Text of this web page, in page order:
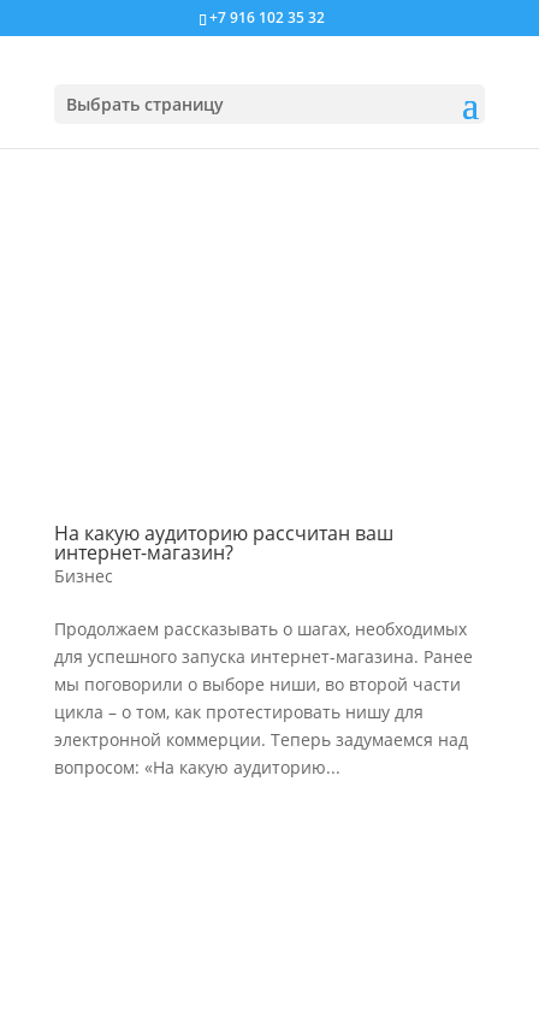
+7 916 102 35 32
Выбрать страницу
На какую аудиторию рассчитан ваш
интернет-магазин?
Бизнес
Продолжаем рассказывать о шагах, необходимых
для успешного запуска интернет-магазина. Ранее
мы поговорили о выборе ниши, во второй части
цикла – о том, как протестировать нишу для
электронной коммерции. Теперь задумаемся над
вопросом: «На какую аудиторию...